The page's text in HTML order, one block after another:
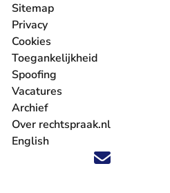
Volg ons op X (Twitter) - U
Volg ons op Facebook - U
Volg ons op Instagram -
Volg ons op Youtube
Volg ons op
'Blijf op de
Sitemap
Privacy
Cookies
Toegankelijkheid
Spoofing
Vacatures
- U verlaat Rechtspraak.nl
Archief
Over rechtspraak.nl
English